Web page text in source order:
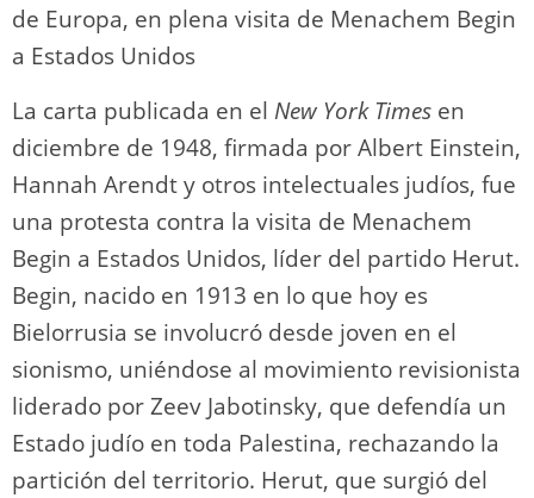
de Europa, en plena visita de Menachem Begin
a Estados Unidos
La carta publicada en el New York Times en
diciembre de 1948, firmada por Albert Einstein,
Hannah Arendt y otros intelectuales judíos, fue
una protesta contra la visita de Menachem
Begin a Estados Unidos, líder del partido Herut.
Begin, nacido en 1913 en lo que hoy es
Bielorrusia se involucró desde joven en el
sionismo, uniéndose al movimiento revisionista
liderado por Zeev Jabotinsky, que defendía un
Estado judío en toda Palestina, rechazando la
partición del territorio. Herut, que surgió del